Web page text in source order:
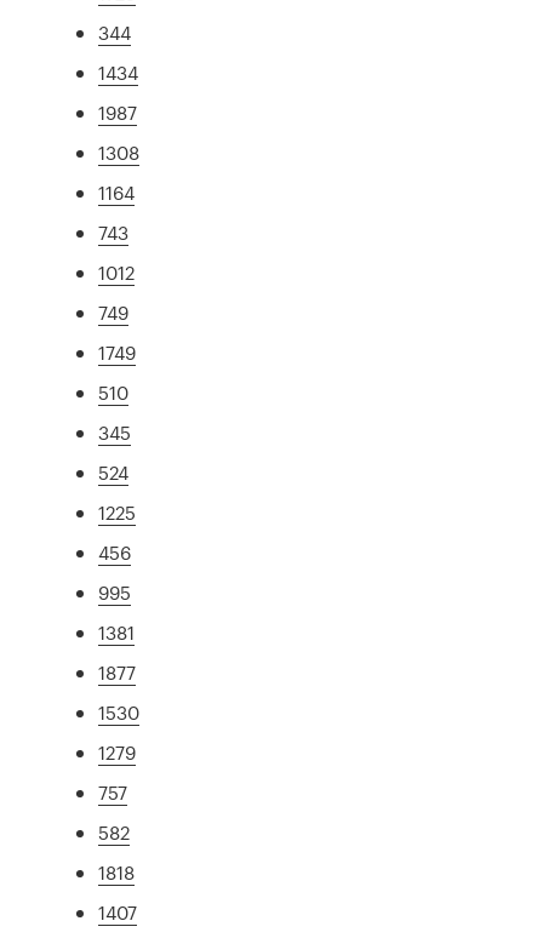
344
1434
1987
1308
1164
743
1012
749
1749
510
345
524
1225
456
995
1381
1877
1530
1279
757
582
1818
1407